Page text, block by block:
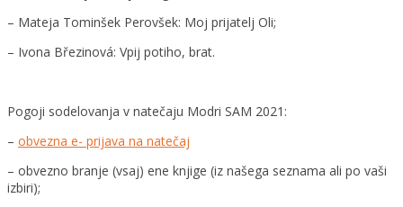
– Mateja Tominšek Perovšek: Moj prijatelj Oli;
– Ivona Březinová: Vpij potiho, brat.
Pogoji sodelovanja v natečaju Modri SAM 2021:
– obvezna e- prijava na natečaj
– obvezno branje (vsaj) ene knjige (iz našega seznama ali po vaši
izbiri);